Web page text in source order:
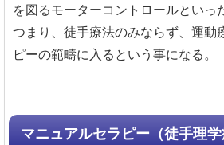
を図るモーターコントロールといっ
つまり、徒手療法のみならず、運動
ピーの範疇に入るという事になる。
マニュアルセラピー（徒手理